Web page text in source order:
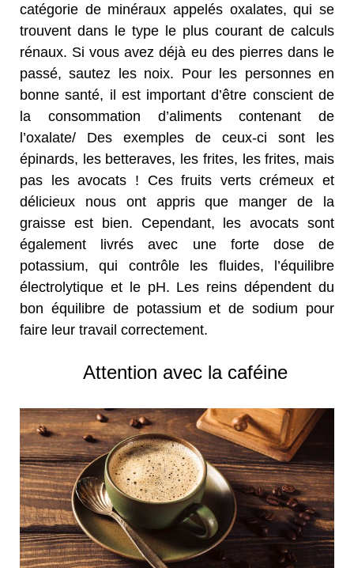
catégorie de minéraux appelés oxalates, qui se
trouvent dans le type le plus courant de calculs
rénaux. Si vous avez déjà eu des pierres dans le
passé, sautez les noix. Pour les personnes en
bonne santé, il est important d’être conscient de
la consommation d’aliments contenant de
l’oxalate/ Des exemples de ceux-ci sont les
épinards, les betteraves, les frites, les frites, mais
pas les avocats ! Ces fruits verts crémeux et
délicieux nous ont appris que manger de la
graisse est bien. Cependant, les avocats sont
également livrés avec une forte dose de
potassium, qui contrôle les fluides, l’équilibre
électrolytique et le pH. Les reins dépendent du
bon équilibre de potassium et de sodium pour
faire leur travail correctement.
Attention avec la caféine